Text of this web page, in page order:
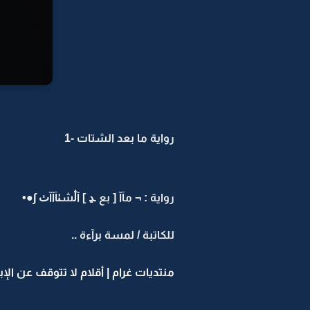
رواية ما بعد الشتات -1
رواية : ¬ مآآ [ بع ـڍ ] آڷشٺآآآٺ ∫●•
للكاتبة / لمسة برآءة ..
منتديات غرام | أقلام لا تتوقف عن